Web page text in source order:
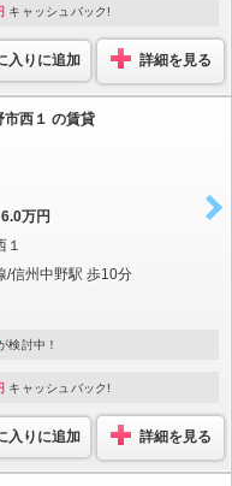
キャッシュバック!
入りに追加 詳細を見る
市西１ の賃貸
6.0万円
１
/信州中野駅 歩10分
検討中！
キャッシュバック!
入りに追加 詳細を見る